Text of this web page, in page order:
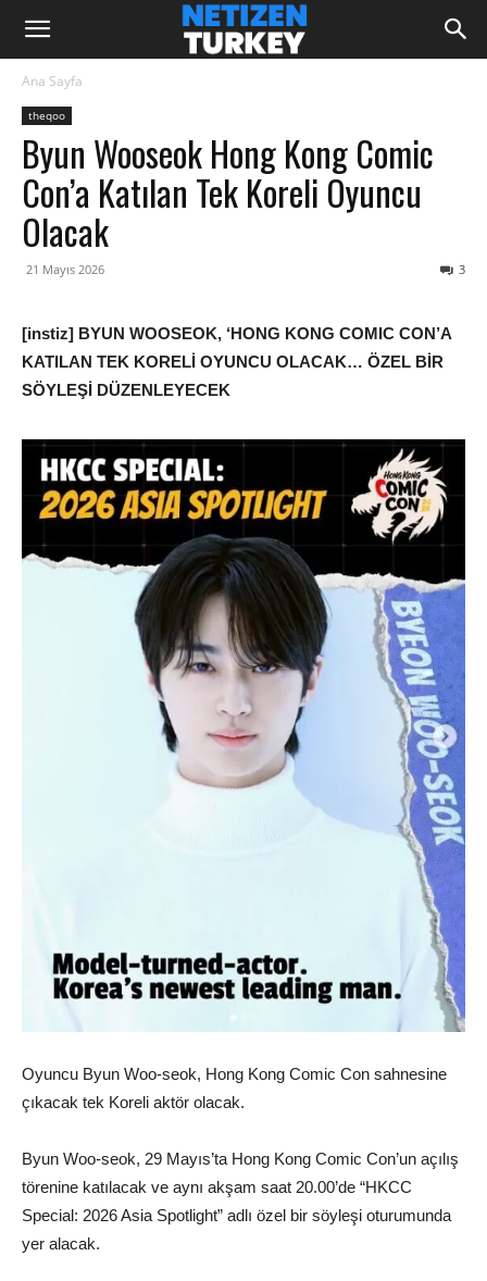
Ana Sayfa
theqoo
Byun Wooseok Hong Kong Comic
Con’a Katılan Tek Koreli Oyuncu
Olacak
21 Mayıs 2026 3
[instiz] BYUN WOOSEOK, ‘HONG KONG COMIC CON’A
KATILAN TEK KORELİ OYUNCU OLACAK… ÖZEL BİR
SÖYLEŞİ DÜZENLEYECEK
Oyuncu Byun Woo-seok, Hong Kong Comic Con sahnesine
çıkacak tek Koreli aktör olacak.
Byun Woo-seok, 29 Mayıs’ta Hong Kong Comic Con’un açılış
törenine katılacak ve aynı akşam saat 20.00’de “HKCC
Special: 2026 Asia Spotlight” adlı özel bir söyleşi oturumunda
yer alacak.